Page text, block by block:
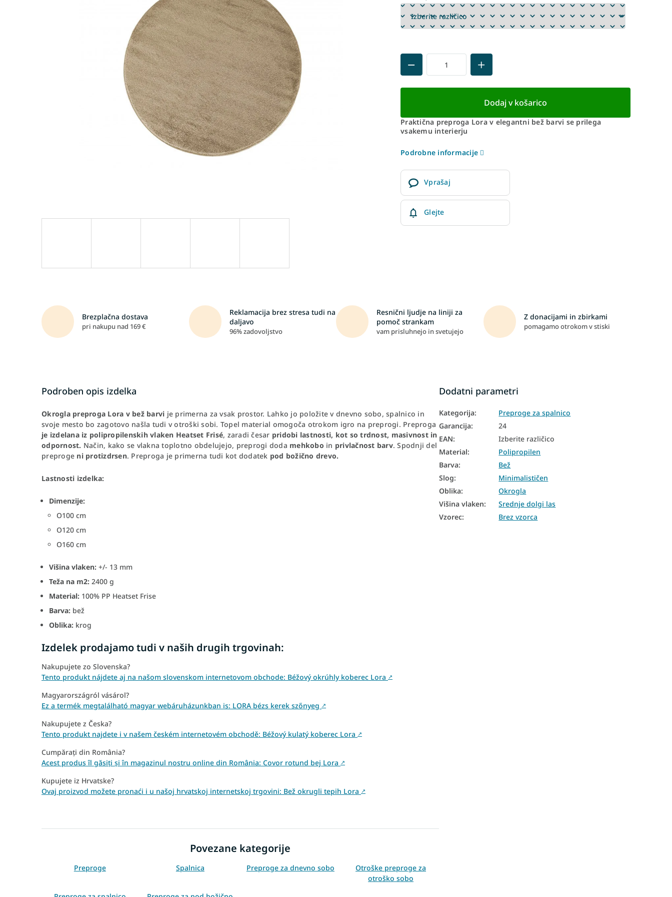
Dodaj v košarico
Praktična preproga Lora v elegantni bež barvi se prilega
vsakemu interierju
Podrobne informacije
Vprašaj
Glejte
Brezplačna dostava
pri nakupu nad 169 €
Reklamacija brez stresa tudi na
daljavo
96% zadovoljstvo
Resnični ljudje na liniji za
pomoč strankam
vam prisluhnejo in svetujejo
Z donacijami in zbirkami
pomagamo otrokom v stiski
Podroben opis izdelka
Okrogla preproga Lora v bež barvi je primerna za vsak prostor. Lahko jo položite v dnevno sobo, spalnico in
svoje mesto bo zagotovo našla tudi v otroški sobi. Topel material omogoča otrokom igro na preprogi. Preproga
je izdelana iz polipropilenskih vlaken Heatset Frisé, zaradi česar pridobi lastnosti, kot so trdnost, masivnost in
odpornost. Način, kako se vlakna toplotno obdelujejo, preprogi doda mehkobo in privlačnost barv. Spodnji del
preproge ni protizdrsen. Preproga je primerna tudi kot dodatek pod božično drevo.
Lastnosti izdelka:
Dimenzije:
O100 cm
O120 cm
O160 cm
Višina vlaken: +/- 13 mm
Teža na m2: 2400 g
Material: 100% PP Heatset Frise
Barva: bež
Oblika: krog
Izdelek prodajamo tudi v naših drugih trgovinah:
Nakupujete zo Slovenska?
Tento produkt nájdete aj na našom slovenskom internetovom obchode: Béžový okrúhly koberec Lora ↗
Magyarországról vásárol?
Ez a termék megtalálható magyar webáruházunkban is: LORA bézs kerek szőnyeg ↗
Nakupujete z Česka?
Tento produkt najdete i v našem českém internetovém obchodě: Béžový kulatý koberec Lora ↗
Cumpărați din România?
Acest produs îl găsiți și în magazinul nostru online din România: Covor rotund bej Lora ↗
Kupujete iz Hrvatske?
Ovaj proizvod možete pronaći i u našoj hrvatskoj internetskoj trgovini: Bež okrugli tepih Lora ↗
Povezane kategorije
Preproge Spalnica Preproge za dnevno sobo
Otroške preproge za
otroško sobo
Dodatni parametri
Kategorija:
Preproge za spalnico
Garancija:
24
EAN:
Izberite različico
Material:
Polipropilen
Barva:
Bež
Slog:
Minimalističen
Oblika:
Okrogla
Višina vlaken:
Srednje dolgi las
Vzorec: Brez vzorca